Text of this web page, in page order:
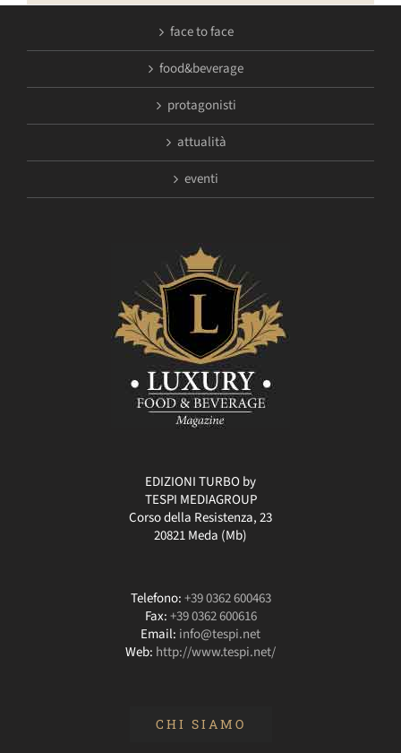
face to face
food&beverage
protagonisti
attualità
eventi
EDIZIONI TURBO by
TESPI MEDIAGROUP
Corso della Resistenza, 23
20821 Meda (Mb)
Telefono:+39 0362 600463
Fax:+39 0362 600616
Email: info@tespi.net
Web: http://www.tespi.net/
CHI SIAMO